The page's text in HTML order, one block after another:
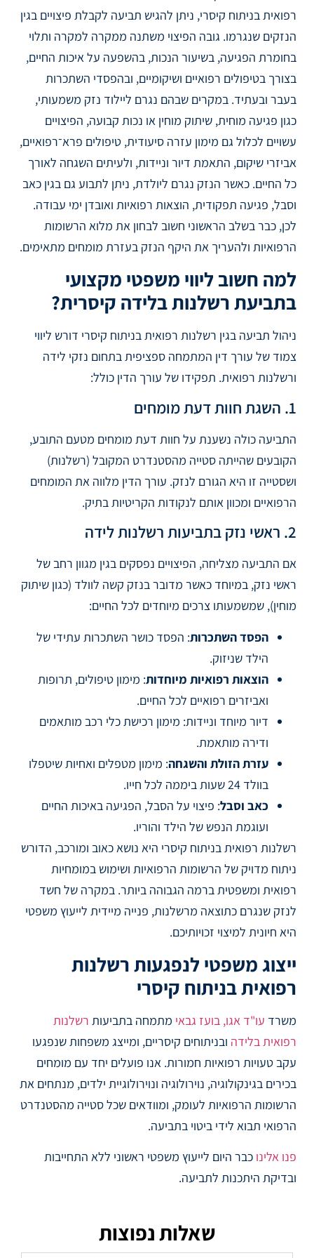
רפואית בניתוח קיסרי, ניתן להגיש תביעה לקבלת פיצויים בגין
הנזקים שנגרמו. גובה הפיצוי משתנה ממקרה למקרה ותלוי
בחומרת הפגיעה, בשיעור הנכות, בהשפעה על איכות החיים,
בצורך בטיפולים רפואיים ושיקומיים, ובהפסדי השתכרות
בעבר ובעתיד. במקרים שבהם נגרם ליילוד נזק משמעותי,
כגון פגיעה מוחית, שיתוק מוחין או נכות קבועה, הפיצויים
עשויים לכלול גם מימון עזרה סיעודית, טיפולים פרא־רפואיים,
אביזרי שיקום, התאמת דיור וניידות, ולעיתים השגחה לאורך
כל החיים. כאשר הנזק נגרם ליולדת, ניתן לתבוע גם בגין כאב
וסבל, פגיעה תפקודית, הוצאות רפואיות ואובדן ימי עבודה.
לכן, כבר בשלב הראשוני חשוב לבחון את מלוא הרשומות
הרפואיות ולהעריך את היקף הנזק בעזרת מומחים מתאימים.
למה חשוב ליווי משפטי מקצועי
בתביעת רשלנות בלידה קיסרית?
ניהול תביעה בגין רשלנות רפואית בניתוח קיסרי דורש ליווי
צמוד של עורך דין המתמחה ספציפית בתחום נזקי לידה
ורשלנות רפואית. תפקידו של עורך הדין כולל:
1. השגת חוות דעת מומחים
התביעה כולה נשענת על חוות דעת מומחים מטעם התובע,
הקובעים שהייתה סטייה מהסטנדרט המקובל (רשלנות)
ושסטייה זו היא הגורם לנזק. עורך הדין מלווה את המומחים
הרפואיים ומכוון אותם לנקודות הקריטיות בתיק.
2. ראשי נזק בתביעות רשלנות לידה
אם התביעה מצליחה, הפיצויים נפסקים בגין מגוון רחב של
ראשי נזק, במיוחד כאשר מדובר בנזק קשה לוולד (כגון שיתוק
מוחין), שמשמעותו צרכים מיוחדים לכל החיים:
הפסד השתכרות: הפסד כושר השתכרות עתידי של
הילד שניזוק.
הוצאות רפואיות מיוחדות: מימון טיפולים, תרופות
ואביזרים רפואיים לכל החיים.
דיור מיוחד וניידות: מימון רכישת כלי רכב מותאמים
ודירה מותאמת.
עזרת הזולת והשגחה: מימון מטפלים ואחיות שיטפלו
בוולד 24 שעות ביממה לכל חייו.
כאב וסבל: פיצוי על הסבל, הפגיעה באיכות החיים
ועוגמת הנפש של הילד והוריו.
רשלנות רפואית בניתוח קיסרי היא נושא כאוב ומורכב, הדורש
ניתוח מדויק של הרשומות הרפואיות ושימוש במומחיות
רפואית ומשפטית ברמה הגבוהה ביותר. במקרה של חשד
לנזק שנגרם כתוצאה מרשלנות, פנייה מיידית לייעוץ משפטי
היא חיונית למיצוי זכויותיכם.
ייצוג משפטי לנפגעות רשלנות
רפואית בניתוח קיסרי
משרד עו"ד אגו, בועז גבאי מתמחה בתביעות רשלנות
רפואית בלידה ובניתוחים קיסריים, ומייצג משפחות שנפגעו
עקב טעויות רפואיות חמורות. אנו פועלים יחד עם מומחים
בכירים בגינקולוגיה, נוירולוגיה ונוירולוגיית ילדים, מנתחים את
הרשומות הרפואיות לעומק, ומוודאים שכל סטייה מהסטנדרט
הרפואי תבוא לידי ביטוי בתביעה.
פנו אלינו כבר היום לייעוץ משפטי ראשוני ללא התחייבות
ובדיקת היתכנות לתביעה.
שאלות נפוצות